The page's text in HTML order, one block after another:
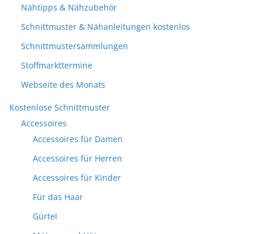
Nähtipps & Nähzubehör
Schnittmuster & Nähanleitungen kostenlos
Schnittmustersammlungen
Stoffmarkttermine
Webseite des Monats
Kostenlose Schnittmuster
Accessoires
Accessoires für Damen
Accessoires für Herren
Accessoires für Kinder
Für das Haar
Gürtel